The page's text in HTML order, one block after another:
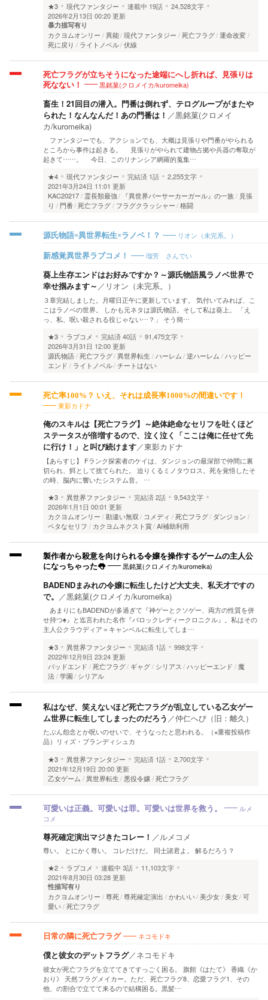
★3
現代ファンタジー 連載中 19話
24,528文字
2026年2月13日 00:20 更新
暴力描写有り
カクヨムオンリー 異能 現代ファンタジー 死亡フラグ 運命改変
死に戻り
ライトノベル 伏線
死亡フラグが立ちそうになった途端にへし折れば、見張りは
死なない！
黒銘菓(クロメイカ/kuromeika)
畜生！21回目の潜入。門番は倒れず、テログループがまたや
られた！なんなんだ！あの門番は！ ／黒銘菓(クロメイ
カ/kuromeika)
ファンタジーでも、アクションでも、大概は見張りや門番がやられる
ところから事件は起きる。 見張りがやられて建物占拠や兵器の奪取が
起きて……。 今日、このリナンシア網羅的蒐集…
★4
現代ファンタジー 完結済 1話
2,255文字
2021年3月24日 11:01 更新
KAC20217
霊長類最強 『異世界バーサーカーガール』の一族
見張
り
門番 死亡フラグ フラグクラッシャー 格闘
源氏物語×異世界転生×ラノベ！？ リオン（未完系。）
新感覚異世界ラブコメ！ 瑠芳 さんでい
葵上生存エンドはお好みですか？～源氏物語風ラノベ世界で
幸せ掴みます～ ／ リオン（未完系。）
３章完結しました。月曜日正午に更新しています。 気付いてみれば、こ
こはラノベの世界。 しかも元ネタは源氏物語。そして私は葵上。 「え
っ、私、呪い殺される役じゃない…？」 そう簡…
★3
ラブコメ 完結済40話
91,475文字
2026年3月31日 12:00 更新
源氏物語 死亡フラグ 異世界転生 ハーレム 逆ハーレム
ハッピー
エンド
ライトノベル チートはない
死亡率100%？ いえ、それは成長率1000%の間違いです！
東影カドナ
俺のスキルは【死亡フラグ】～絶体絶命なセリフを吐くほど
ステータスが倍増するので、泣く泣く「ここは俺に任せて先
に行け！」と叫び続けます／東影カドナ
【あらすじ】 Fランク探索者のケイは、ダンジョンの最深部で仲間に裏
切られ、餌として捨てられた。 迫りくるミノタウロス。死を覚悟したそ
の時、脳内に響いたシステム音。 …
★3
異世界ファンタジー 完結済2話
9,543文字
2026年1月1日 00:01 更新
カクヨムオンリー
勘違い無双 コメディ 死亡フラグ ダンジョン
ベタなセリフ
カクヨムネクスト賞 AI補助利用
製作者から殺意を向けられる令嬢を操作するゲームの主人公
になっちゃった👅
黒銘菓(クロメイカ/kuromeika)
BADENDまみれの令嬢に転生したけど大丈夫、私天才ですの
で。 ／黒銘菓(クロメイカ/kuromeika)
あまりにもBADENDが多過ぎて『神ゲーとクソゲー、両方の性質を併
せ持つ♠』と迄言われた名作『バロックレディークロニクル』。私はその
主人公クラウディア＝キャンベルに転生してしま…
★3
異世界ファンタジー 完結済 1話
998文字
2022年12月9日 23:24 更新
バッドエンド
死亡フラグ ギャグ シリアス ハッピーエンド
魔
法 学園 シリアル
私はなぜ、笑えないほど死亡フラグが乱立している乙女ゲー
ム世界に転生してしまったのだろう ／仲仁へび（旧：離久）
たぶん怨念とか呪いのせいで、そうなったと思われる。（※重複投稿作
品）リィズ・ブランディシュカ
★3
異世界ファンタジー 完結済 1話
2,700文字
2021年12月19日 20:00 更新
乙女ゲーム
異世界転生 悪役令嬢 死亡フラグ
可愛いは正義。可愛いは罪。可愛いは世界を救う。
ルメ
コメ
尊死確定演出マジきたコレー！ ／ ルメコメ
尊い。 とにかく尊い。 コレだけだ。 同士諸君よ。 解るだろう？
★2
ラブコメ 連載中 3話
11,103文字
2021年8月30日 03:28 更新
性描写有り
カクヨムオンリー 尊死 尊死確定演出 かわいい 美少女 美女 可
愛い 死亡フラグ
日常の隣に死亡フラグ ネコモドキ
僕と彼女のデットフラグ／ネコモドキ
彼女が死亡フラグを立ててきてすっごく困る。 旗館《はたて》 香織《か
おり》 天然フラグメイカー。ただ、死亡フラグ8、恋愛フラグ1、その
他、の割合で立てて来るので結構困る。黒髪…